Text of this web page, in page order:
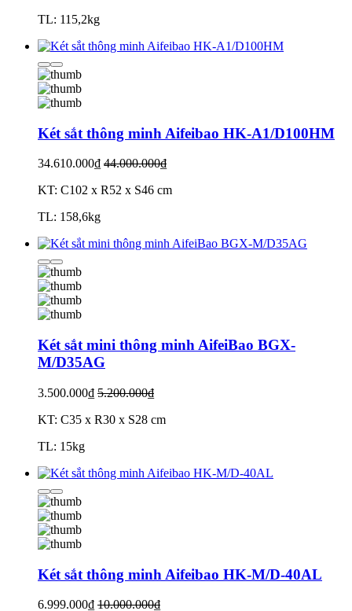
TL: 115,2kg
Két sắt thông minh Aifeibao HK-A1/D100HM
34.610.000₫ 44.000.000₫
KT: C102 x R52 x S46 cm
TL: 158,6kg
Két sắt mini thông minh AifeiBao BGX-
M/D35AG
3.500.000₫ 5.200.000₫
KT: C35 x R30 x S28 cm
TL: 15kg
Két sắt thông minh Aifeibao HK-M/D-40AL
6.999.000₫ 10.000.000₫